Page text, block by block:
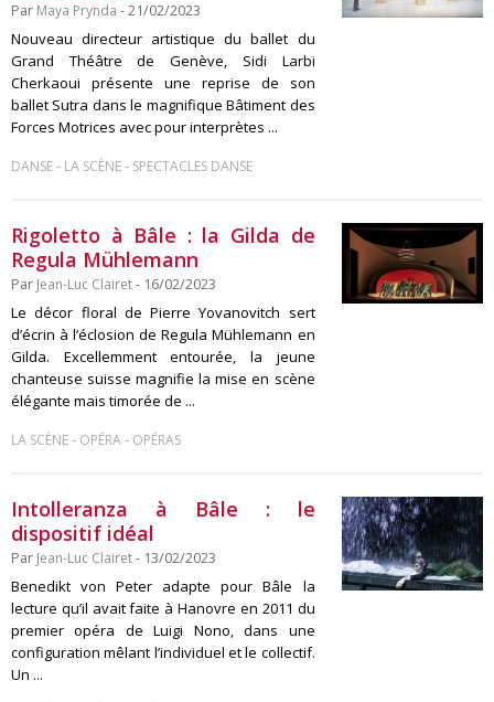
Par Maya Prynda - 21/02/2023
Nouveau directeur artistique du ballet du
Grand Théâtre de Genève, Sidi Larbi
Cherkaoui présente une reprise de son
ballet Sutra dans le magnifique Bâtiment des
Forces Motrices avec pour interprètes ...
DANSE- LA SCÈNE- SPECTACLES DANSE
Rigoletto à Bâle : la Gilda de
Regula Mühlemann
Par Jean-Luc Clairet- 16/02/2023
Le décor floral de Pierre Yovanovitch sert
d’écrin à l’éclosion de Regula Mühlemann en
Gilda. Excellemment entourée, la jeune
chanteuse suisse magnifie la mise en scène
élégante mais timorée de ...
LA SCÈNE- OPÉRA- OPÉRAS
Intolleranza à Bâle : le
dispositif idéal
Par Jean-Luc Clairet- 13/02/2023
Benedikt von Peter adapte pour Bâle la
lecture qu’il avait faite à Hanovre en 2011 du
premier opéra de Luigi Nono, dans une
configuration mêlant l’individuel et le collectif.
Un ...